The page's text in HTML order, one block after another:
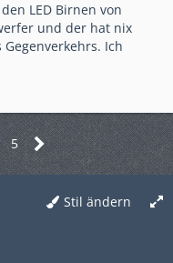
LED Birnen von
und der hat nix
Ich
5
Stil ändern